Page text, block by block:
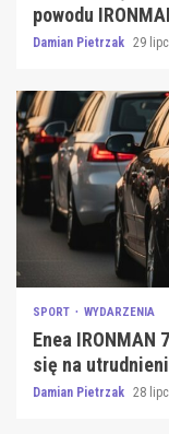
powodu
Damian Pietrzak 29
SPORT WYDARZENIA
Enea
się na
Damian Pietrzak 28